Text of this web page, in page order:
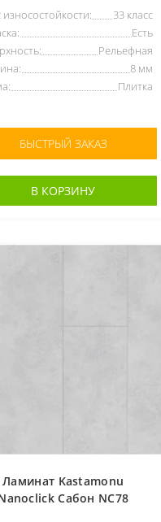
износостойкости:
33 класс
Есть
Рельефная
8 мм
Плитка
БЫСТРЫЙ ЗАКАЗ
В КОРЗИНУ
Ламинат Kastamonu
Сабон NC78